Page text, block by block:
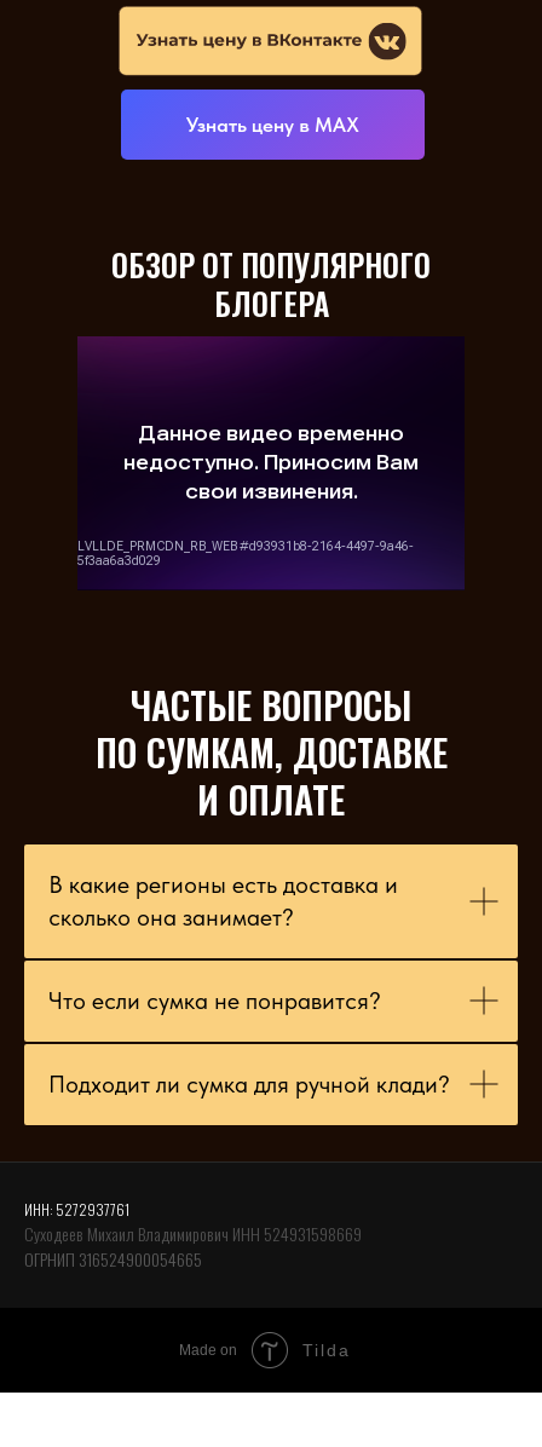
Узнать цену в МАХ
ОБЗОР ОТ ПОПУЛЯРНОГО
БЛОГЕРА
ЧАСТЫЕ ВОПРОСЫ
ПО СУМКАМ, ДОСТАВКЕ
И ОПЛАТЕ
В какие регионы есть доставка и
сколько она занимает?
Что если сумка не понравится?
Подходит ли сумка для ручной клади?
ИНН: 5272937761
Суходеев Михаил Владимирович ИНН 524931598669
ОГРНИП 316524900054665
Made on Tilda